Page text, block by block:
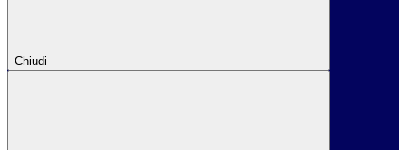
Chiudi